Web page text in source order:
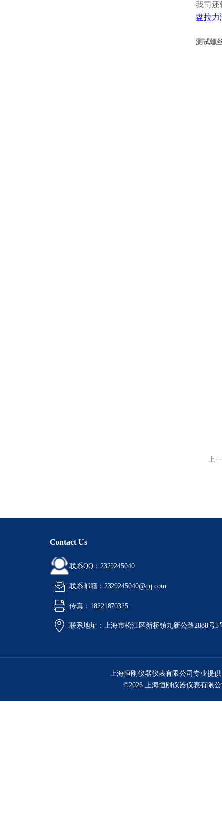
我司还
盘拉力
测试螺
上
Contact Us
联系QQ：2329245040
联系邮箱：2329245040@qq.com
传真：18221870325
联系地址：上海市松江区新桥镇九新公路2888号5
上海恒刚仪器仪表有限公司专业提
©2026 上海恒刚仪器仪表有限